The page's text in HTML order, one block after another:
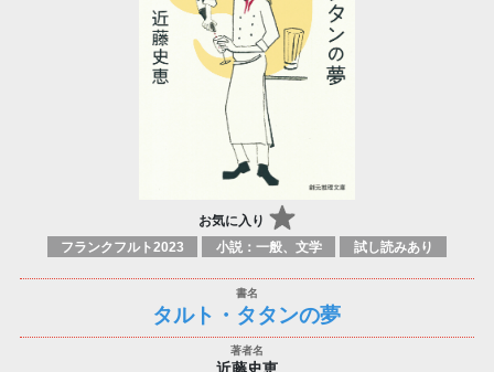
お気に入り
フランクフルト2023 小説：一般、文学 試し読みあり
タルト・タタンの夢